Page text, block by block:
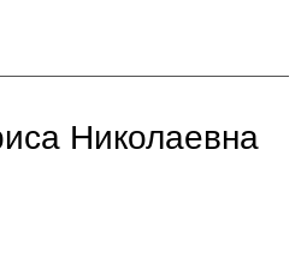
Николаевна